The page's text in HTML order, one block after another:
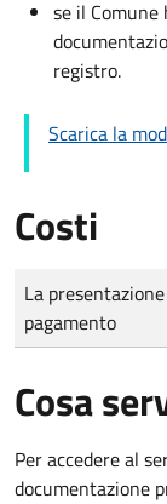
se il
registro.
Scarica la
Costi
Tipo di pagamento
Importo
La
pagamento
Cosa
Per accedere al
documentazione